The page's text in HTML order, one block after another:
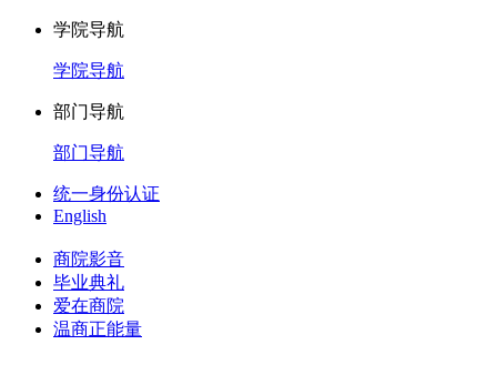
学院导航
学院导航
部门导航
部门导航
统一身份认证
English
商院影音
毕业典礼
爱在商院
温商正能量